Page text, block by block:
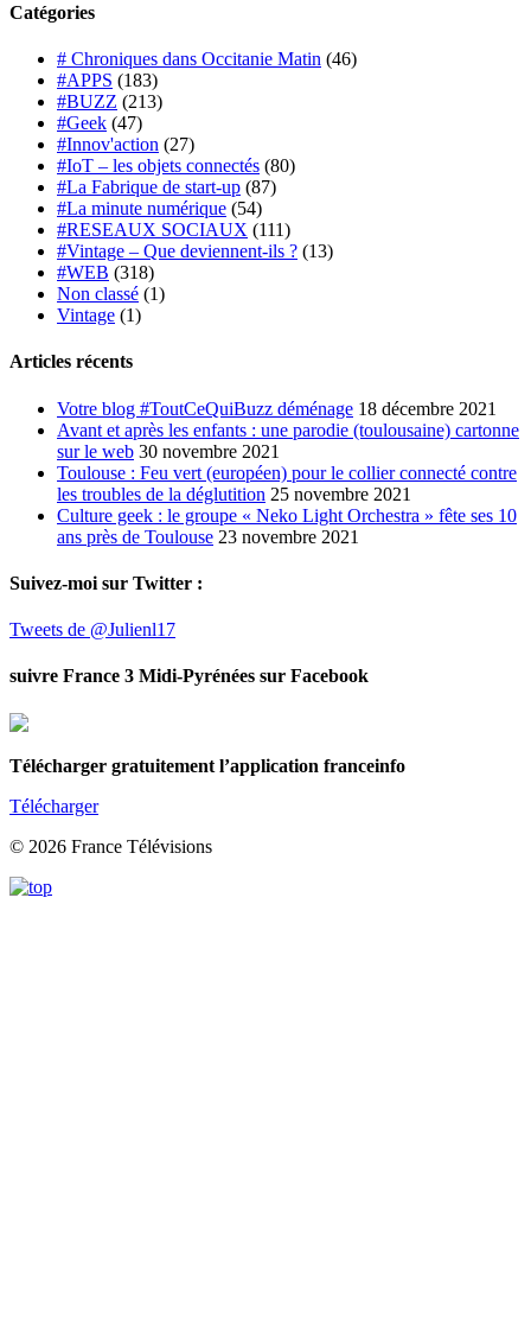
Catégories
# Chroniques dans Occitanie Matin (46)
#APPS (183)
#BUZZ (213)
#Geek (47)
#Innov'action (27)
#IoT – les objets connectés (80)
#La Fabrique de start-up (87)
#La minute numérique (54)
#RESEAUX SOCIAUX (111)
#Vintage – Que deviennent-ils ? (13)
#WEB (318)
Non classé (1)
Vintage (1)
Articles récents
Votre blog #ToutCeQuiBuzz déménage 18 décembre 2021
Avant et après les enfants : une parodie (toulousaine) cartonne
sur le web 30 novembre 2021
Toulouse : Feu vert (européen) pour le collier connecté contre
les troubles de la déglutition 25 novembre 2021
Culture geek : le groupe « Neko Light Orchestra » fête ses 10
ans près de Toulouse 23 novembre 2021
Suivez-moi sur Twitter :
Tweets de @Julienl17
suivre France 3 Midi-Pyrénées sur Facebook
Télécharger gratuitement l’application franceinfo
Télécharger
© 2026 France Télévisions